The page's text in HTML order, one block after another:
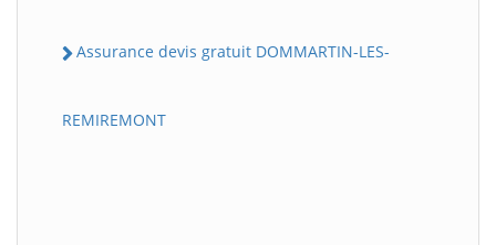
Assurance devis gratuit DOMMARTIN-LES-
REMIREMONT